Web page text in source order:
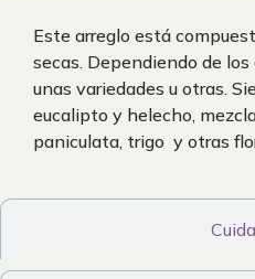
Este arreglo está
secas. Dependiendo de
unas variedades u otras.
eucalipto y helecho,
paniculata, trigo y otras